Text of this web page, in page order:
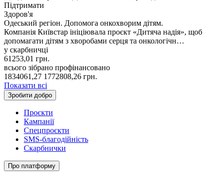
Підтримати
Здоров'я
Одеський регіон. Допомога онкохворим дітям.
Компанія Київстар ініціювала проєкт «Дитяча надія», щоб
допомагати дітям з хворобами серця та онкологічн…
у скарбничці
61253,01 грн.
всього зібрано профінансовано
1834061,27 1772808,26 грн.
Показати всі
Зробити добро
Проєкти
Кампанії
Спецпроєкти
SMS-благодійність
Скарбнички
Про платформу